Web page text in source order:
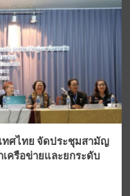
ทศไทย จัดประชุมสามัญ
เครือข่ายและยกระดับ